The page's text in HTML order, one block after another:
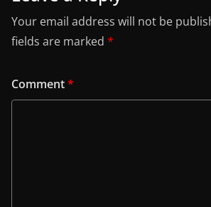
Your email address will not be
fields are marked *
Comment*